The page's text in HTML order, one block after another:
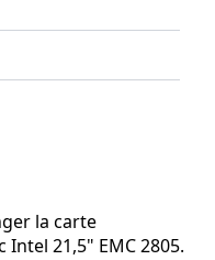
la carte
21,5" EMC 2805.